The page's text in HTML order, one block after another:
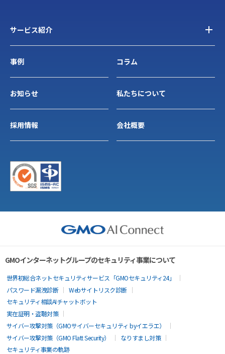
サービス紹介
事例 コラム
お知らせ 私たちについて
採用情報 会社概要
GMOインターネットグループのセキュリティ事業について
世界初総合ネットセキュリティサービス「GMOセキュリティ24」
パスワード漏洩診断
Webサイトリスク診断
セキュリティ相談AIチャットボット
実在証明・盗聴対策
サイバー攻撃対策（GMOサイバーセキュリティ byイエラエ）
サイバー攻撃対策（GMO Flatt Security）
なりすまし対策
セキュリティ事業の軌跡